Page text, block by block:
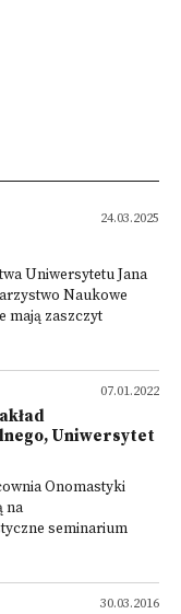
24.03.2025
Uniwersytetu Jana
Naukowe
mają zaszczyt
07.01.2022
Uniwersytet
Onomastyki
na
seminarium
30.03.2016